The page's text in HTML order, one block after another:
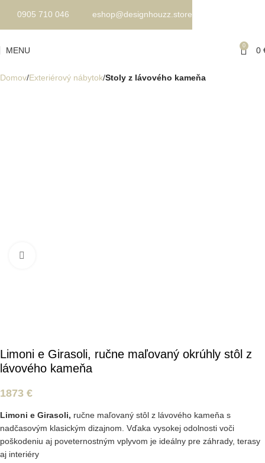
MENU 0 0
Domov Exteriérový nábytok Stoly z lávového kameňa
Limoni e Girasoli, ručne maľovaný okrúhly stôl z
lávového kameňa
1873 €
Limoni e Girasoli, ručne maľovaný stôl z lávového kameňa s
nadčasovým klasickým dizajnom. Vďaka vysokej odolnosti voči
poškodeniu aj poveternostným vplyvom je ideálny pre záhrady, terasy
aj interiéry
0905 710 046 eshop@designhouzz.store